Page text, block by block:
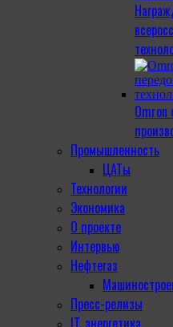
Omron
Промышленность
ЦАТы
Технологии
Экономика
О проекте
Интервью
Нефтегаз
Пресс-релизы
IT, энергетика